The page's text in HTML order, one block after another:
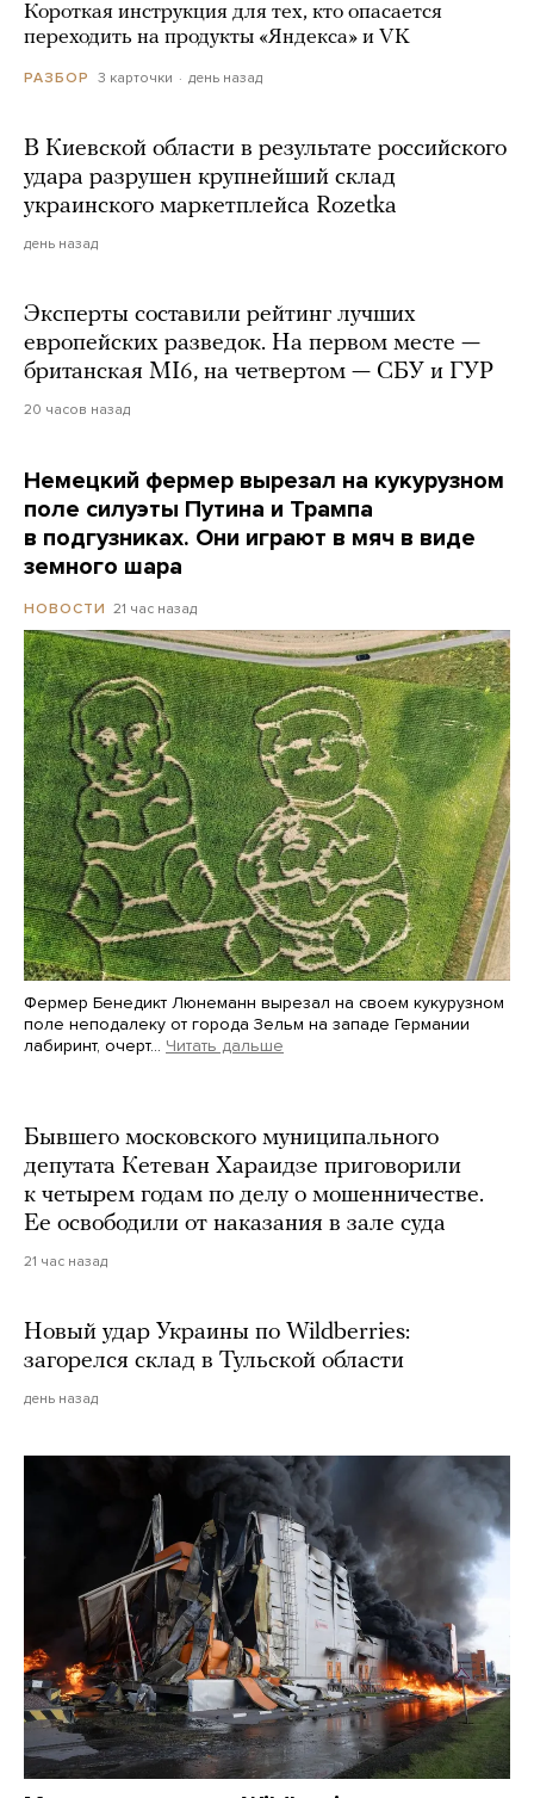
Короткая инструкция для тех, кто опасается
переходить на продукты «Яндекса» и VK
РАЗБОР 3 карточки день назад
В Киевской области в результате российского
удара разрушен крупнейший склад
украинского маркетплейса Rozetka
день назад
Эксперты составили рейтинг лучших
европейских разведок. На первом месте —
британская MI6, на четвертом — СБУ и ГУР
20 часов назад
Немецкий фермер вырезал на кукурузном
поле силуэты Путина и Трампа
в подгузниках. Они играют в мяч в виде
земного шара
НОВОСТИ 21 час назад
Фермер Бенедикт Люнеманн вырезал на своем кукурузном
поле неподалеку от города Зельм на западе Германии
лабиринт, очерт… Читать дальше
Бывшего московского муниципального
депутата Кетеван Хараидзе приговорили
к четырем годам по делу о мошенничестве.
Ее освободили от наказания в зале суда
21 час назад
Новый удар Украины по Wildberries:
загорелся склад в Тульской области
день назад